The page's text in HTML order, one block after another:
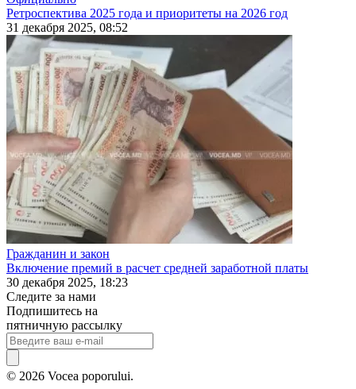
Ретроспектива 2025 года и приоритеты на 2026 год
31 декабря 2025, 08:52
Гражданин и закон
Включение премий в расчет средней заработной платы
30 декабря 2025, 18:23
Следите за нами
Подпишитесь на
пятничную рассылку
© 2026 Vocea poporului.